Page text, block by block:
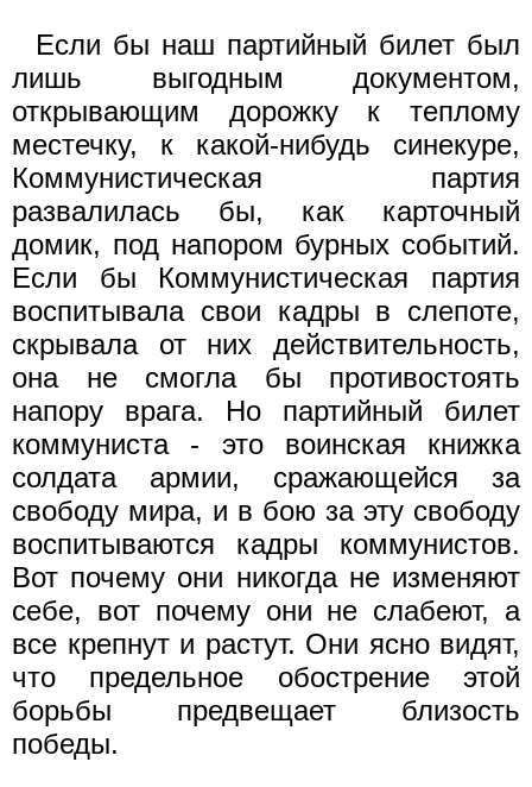
Если бы наш партийный билет был
лишь выгодным документом,
открывающим дорожку к теплому
местечку, к какой-нибудь синекуре,
Коммунистическая партия
развалилась бы, как карточный
домик, под напором бурных событий.
Если бы Коммунистическая партия
воспитывала свои кадры в слепоте,
скрывала от них действительность,
она не смогла бы противостоять
напору врага. Но партийный билет
коммуниста - это воинская книжка
солдата армии, сражающейся за
свободу мира, и в бою за эту свободу
воспитываются кадры коммунистов.
Вот почему они никогда не изменяют
себе, вот почему они не слабеют, а
все крепнут и растут. Они ясно видят,
что предельное обострение этой
борьбы предвещает близость
победы.